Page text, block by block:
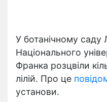
У ботанічному саду
Національного
Франка розцвіли
лілій. Про це
установи.